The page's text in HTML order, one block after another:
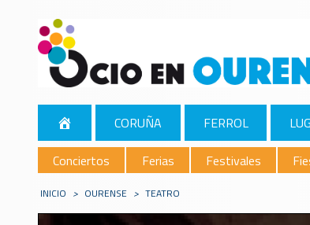
CORUÑA FERROL
Conciertos
Ferias Festivales
INICIO > OURENSE > TEATRO